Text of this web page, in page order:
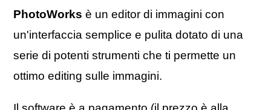
PhotoWorks è un editor di immagini con
un'interfaccia semplice e pulita dotato di una
serie di potenti strumenti che ti permette un
ottimo editing sulle immagini.